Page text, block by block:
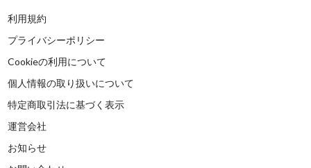
利用規約
プライバシーポリシー
Cookieの利用について
個人情報の取り扱いについて
特定商取引法に基づく表示
運営会社
お知らせ